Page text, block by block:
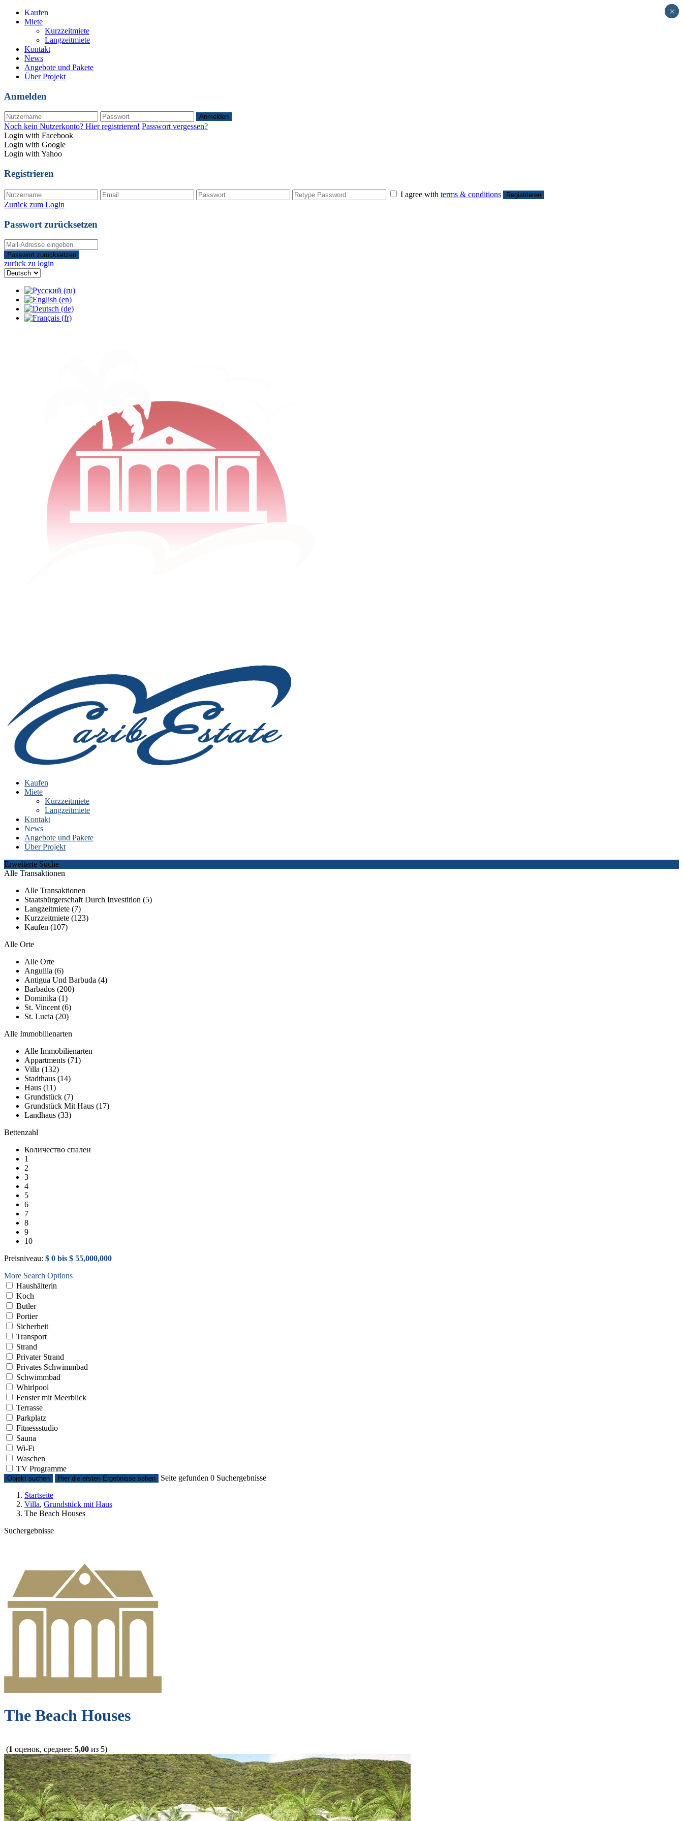
Kaufen
Miete
Kurzzeitmiete
Langzeitmiete
Kontakt
News
Angebote und Pakete
Über Projekt
Anmelden
Anmelden
Noch kein Nutzerkonto? Hier registrieren! Passwort vergessen?
Login with Facebook
Login with Google
Login with Yahoo
Registrieren
I agree with terms & conditions Registrieren
Zurück zum Login
Passwort zurücksetzen
Passwort zurücksetzen
zurück zu login
Kaufen
Miete
Kurzzeitmiete
Langzeitmiete
Kontakt
News
Angebote und Pakete
Über Projekt
Erweiterte Suche
Alle Transaktionen
Alle Transaktionen
Staatsbürgerschaft Durch Investition (5)
Langzeitmiete (7)
Kurzzeitmiete (123)
Kaufen (107)
Alle Orte
Alle Orte
Anguilla (6)
Antigua Und Barbuda (4)
Barbados (200)
Dominika (1)
St. Vincent (6)
St. Lucia (20)
Alle Immobilienarten
Alle Immobilienarten
Appartments (71)
Villa (132)
Stadthaus (14)
Haus (11)
Grundstück (7)
Grundstück Mit Haus (17)
Landhaus (33)
Bettenzahl
Количество спален
1
2
3
4
5
6
7
8
9
10
Preisniveau: $ 0 bis $ 55,000,000
More Search Options
Haushälterin
Koch
Butler
Portier
Sicherheit
Transport
Strand
Privater Strand
Privates Schwimmbad
Schwimmbad
Whirlpool
Fenster mit Meerblick
Terrasse
Parkplatz
Fitnessstudio
Sauna
Wi-Fi
Waschen
TV Programme
Objekt suchen Hier die ersten Ergebnisse sehen Seite gefunden 0 Suchergebnisse
Startseite
Villa, Grundstück mit Haus
The Beach Houses
Suchergebnisse
The Beach Houses
(1 оценок, среднее: 5,00 из 5)
×
×